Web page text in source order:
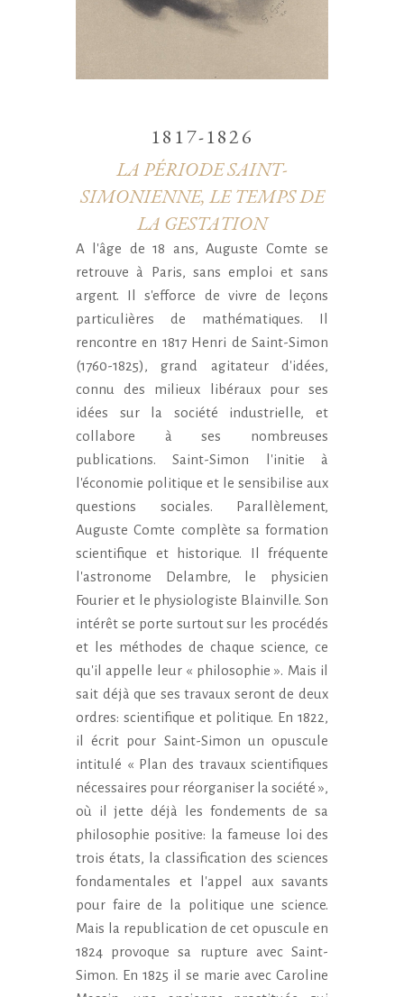
1817-1826
LA PÉRIODE SAINT-
SIMONIENNE, LE TEMPS DE
LA GESTATION
A l'âge de 18 ans, Auguste Comte se
retrouve à Paris, sans emploi et sans
argent. Il s'efforce de vivre de leçons
particulières de mathématiques. Il
rencontre en 1817 Henri de Saint-Simon
(1760-1825), grand agitateur d'idées,
connu des milieux libéraux pour ses
idées sur la société industrielle, et
collabore à ses nombreuses
publications. Saint-Simon l'initie à
l'économie politique et le sensibilise aux
questions sociales. Parallèlement,
Auguste Comte complète sa formation
scientifique et historique. Il fréquente
l'astronome Delambre, le physicien
Fourier et le physiologiste Blainville. Son
intérêt se porte surtout sur les procédés
et les méthodes de chaque science, ce
qu'il appelle leur « philosophie ». Mais il
sait déjà que ses travaux seront de deux
ordres: scientifique et politique. En 1822,
il écrit pour Saint-Simon un opuscule
intitulé « Plan des travaux scientifiques
nécessaires pour réorganiser la société »,
où il jette déjà les fondements de sa
philosophie positive: la fameuse loi des
trois états, la classification des sciences
fondamentales et l'appel aux savants
pour faire de la politique une science.
Mais la republication de cet opuscule en
1824 provoque sa rupture avec Saint-
Simon. En 1825 il se marie avec Caroline